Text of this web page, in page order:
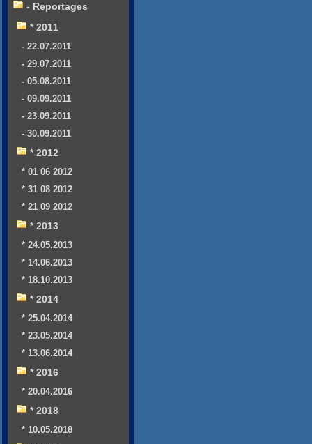
- Reportages
* 2011
- 22.07.2011
- 29.07.2011
- 05.08.2011
- 09.09.2011
- 23.09.2011
- 30.09.2011
* 2012
* 01 06 2012
* 31 08 2012
* 21 09 2012
* 2013
* 24.05.2013
* 14.06.2013
* 18.10.2013
* 2014
* 25.04.2014
* 23.05.2014
* 13.06.2014
* 2016
* 20.04.2016
* 2018
* 10.05.2018